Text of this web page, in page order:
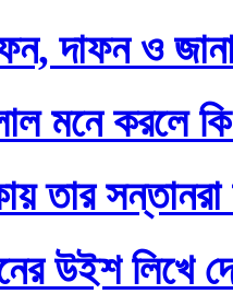
দাফন ও
মনে করলে
তার
উইশ লিখে